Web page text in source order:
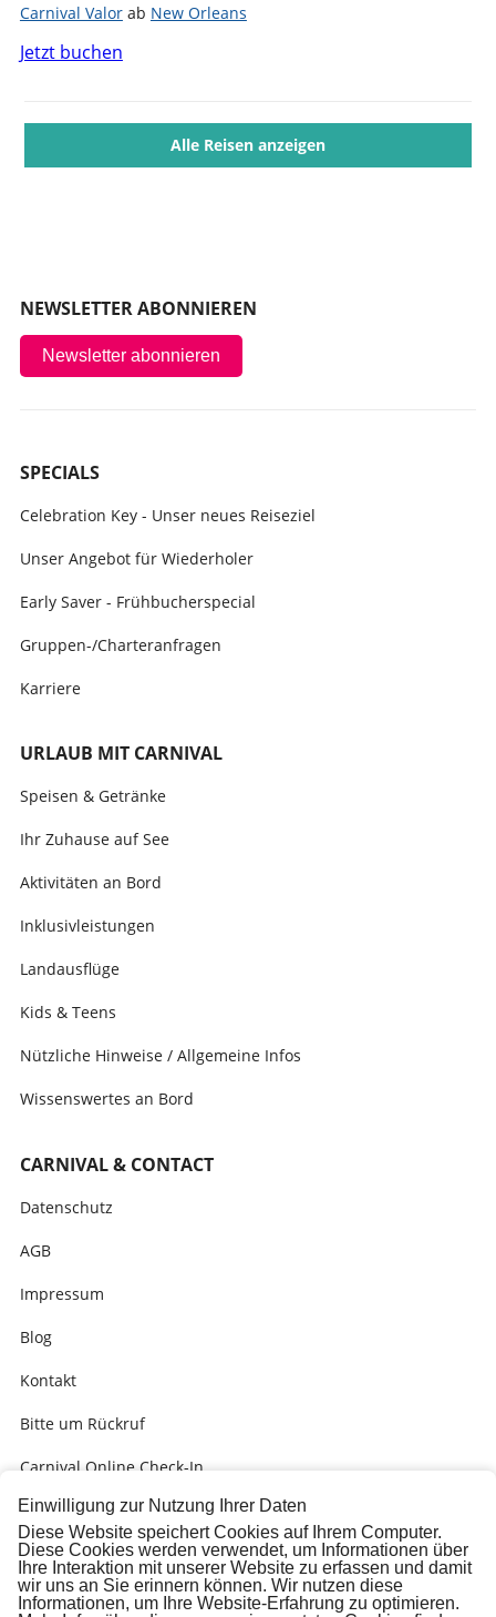
Carnival Valorab New Orleans
Jetzt buchen
Alle Reisen anzeigen
NEWSLETTER ABONNIEREN
Newsletter abonnieren
SPECIALS
Celebration Key - Unser neues Reiseziel
Unser Angebot für Wiederholer
Early Saver - Frühbucherspecial
Gruppen-/Charteranfragen
Karriere
URLAUB MIT CARNIVAL
Speisen & Getränke
Ihr Zuhause auf See
Aktivitäten an Bord
Inklusivleistungen
Landausflüge
Kids & Teens
Nützliche Hinweise / Allgemeine Infos
Wissenswertes an Bord
CARNIVAL & CONTACT
Datenschutz
AGB
Impressum
Blog
Kontakt
Bitte um Rückruf
Carnival Online Check-In
Kabinengrüsse
Presse
Carnival Check-In Ausfüllhilfe (PDF)
Einwilligung zur Nutzung Ihrer Daten
Diese Website speichert Cookies auf Ihrem Computer.
Diese Cookies werden verwendet, um Informationen über
Ihre Interaktion mit unserer Website zu erfassen und damit
wir uns an Sie erinnern können. Wir nutzen diese
Informationen, um Ihre Website-Erfahrung zu optimieren.